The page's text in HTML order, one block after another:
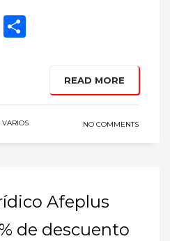
Email
READ MORE
VARIOS NO COMMENTS
Afeplus
de descuento